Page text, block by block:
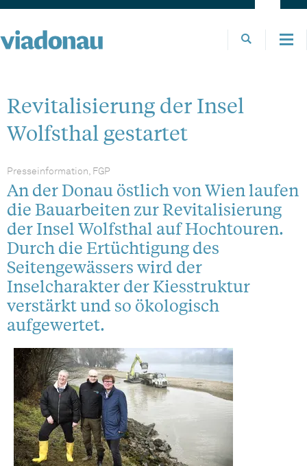
Revitalisierung der Insel
Wolfsthal gestartet
Presseinformation, FGP
An der Donau östlich von Wien laufen
die Bauarbeiten zur Revitalisierung
der Insel Wolfsthal auf Hochtouren.
Durch die Ertüchtigung des
Seitengewässers wird der
Inselcharakter der Kiesstruktur
verstärkt und so ökologisch
aufgewertet.